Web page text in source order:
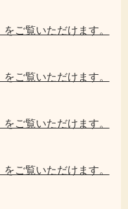
表
ご覧いただけます。
ご覧いただけます。
ご覧いただけます。
ご覧いただけます。